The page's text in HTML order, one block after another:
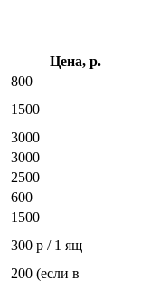
Цена, р.
800
1500
3000
3000
2500
600
1500
300 р / 1 ящ
200 (если в